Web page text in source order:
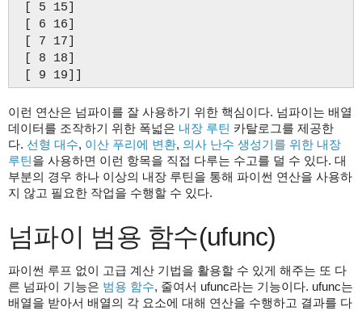
[ 5 15]
[ 6 16]
[ 7 17]
[ 8 18]
[ 9 19]]
이런 연산은 넘파이를 잘 사용하기 위한 핵심이다. 넘파이는 배열
데이터를 조작하기 위한 폭넓은 내장 루틴 카탈로그를 제공한
다. 선형 대수, 이산 푸리에 변환, 의사 난수 생성기를 위한 내장
루틴을 사용하면 이런 항목을 직접 다루는 수고를 덜 수 있다. 대
부분의 경우 하나 이상의 내장 루틴을 통해 파이썬 연산을 사용하
지 않고 필요한 작업을 수행할 수 있다.
넘파이 범용 함수(ufunc)
파이썬 루프 없이 고급 계산 기법을 활용할 수 있게 해주는 또 다
른 넘파이 기능은 범용 함수, 줄여서 ufunc라는 기능이다. ufunc는
배열을 받아서 배열의 각 요소에 대해 연산을 수행하고 결과를 다